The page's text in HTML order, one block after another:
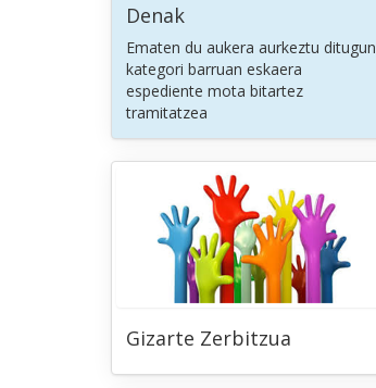
Denak
Ematen du aukera aurkeztu ditugun
kategori barruan eskaera
espediente mota bitartez
tramitatzea
Gizarte Zerbitzua